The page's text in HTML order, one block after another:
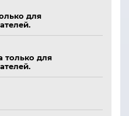
для
только для